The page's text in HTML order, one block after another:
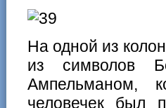
На одной из
из символов
Ампельманом,
человечек был